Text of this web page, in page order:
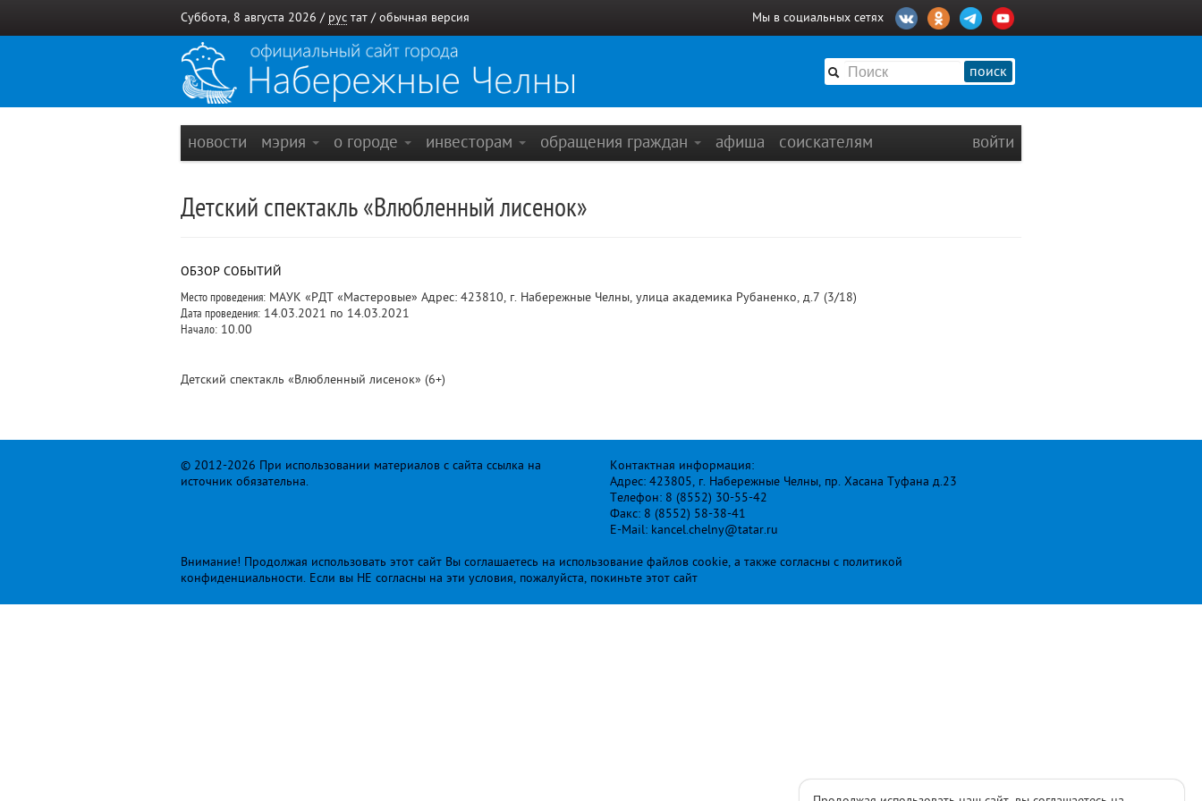
Суббота, 8 августа 2026 / рус тат / обычная версия Мы в социальных сетях
поиск
новости мэрия о городе инвесторам обращения граждан афиша соискателям войти
Детский спектакль «Влюбленный лисенок»
ОБЗОР СОБЫТИЙ
Место проведения: МАУК «РДТ «Мастеровые» Адрес: 423810, г. Набережные Челны, улица академика Рубаненко, д.7 (3/18)
Дата проведения: 14.03.2021 по 14.03.2021
Начало: 10.00
Детский спектакль «Влюбленный лисенок» (6+)
© 2012-2026 При использовании материалов с сайта ссылка на
источник обязательна.
Контактная информация:
Адрес: 423805, г. Набережные Челны, пр. Хасана Туфана д.23
Телефон: 8 (8552) 30-55-42
Факс: 8 (8552) 58-38-41
E-Mail: kancel.chelny@tatar.ru
Внимание! Продолжая использовать этот сайт Вы соглашаетесь на использование файлов cookie, а также согласны с политикой
конфиденциальности. Если вы НЕ согласны на эти условия, пожалуйста, покиньте этот сайт